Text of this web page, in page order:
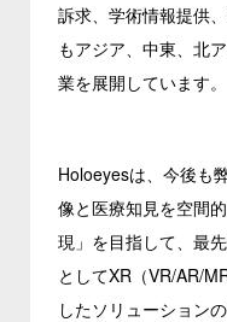
訴求、学術情報提供
もアジア、中東、北
業を展開しています。
Holoeyesは、今後も
像と医療知見を空間
現」を目指して、最
としてXR（VR/AR/
したソリューション